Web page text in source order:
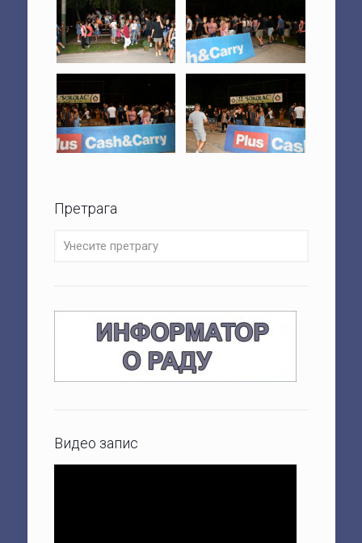
Претрага
Видео запис